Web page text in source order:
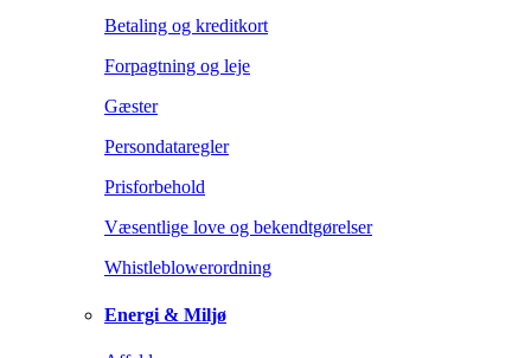
Betaling og kreditkort
Forpagtning og leje
Gæster
Persondataregler
Prisforbehold
Væsentlige love og bekendtgørelser
Whistleblowerordning
Energi & Miljø